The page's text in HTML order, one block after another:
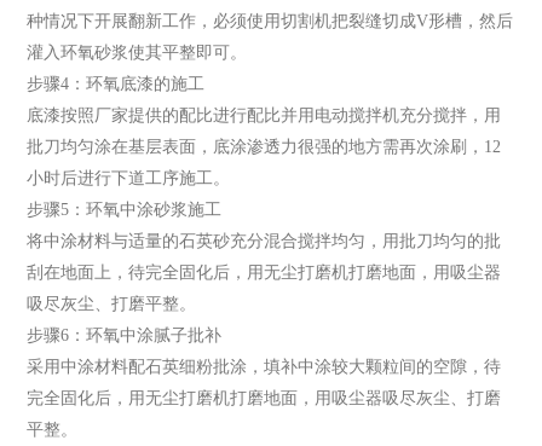
种情况下开展翻新工作，必须使用切割机把裂缝切成V形槽，然后
灌入环氧砂浆使其平整即可。
步骤4：环氧底漆的施工
底漆按照厂家提供的配比进行配比并用电动搅拌机充分搅拌，用
批刀均匀涂在基层表面，底涂渗透力很强的地方需再次涂刷，12
小时后进行下道工序施工。
步骤5：环氧中涂砂浆施工
将中涂材料与适量的石英砂充分混合搅拌均匀，用批刀均匀的批
刮在地面上，待完全固化后，用无尘打磨机打磨地面，用吸尘器
吸尽灰尘、打磨平整。
步骤6：环氧中涂腻子批补
采用中涂材料配石英细粉批涂，填补中涂较大颗粒间的空隙，待
完全固化后，用无尘打磨机打磨地面，用吸尘器吸尽灰尘、打磨
平整。